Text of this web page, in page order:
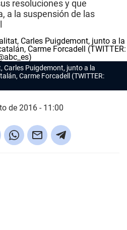
resoluciones y que
a la suspensión de las
Carles Puigdemont, junto a la
Carme Forcadell (TWITTER:
de 2016 - 11:00